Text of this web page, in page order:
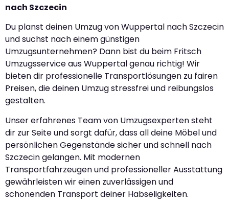
nach Szczecin
Du planst deinen Umzug von Wuppertal nach Szczecin
und suchst nach einem günstigen
Umzugsunternehmen? Dann bist du beim Fritsch
Umzugsservice aus Wuppertal genau richtig! Wir
bieten dir professionelle Transportlösungen zu fairen
Preisen, die deinen Umzug stressfrei und reibungslos
gestalten.
Unser erfahrenes Team von Umzugsexperten steht
dir zur Seite und sorgt dafür, dass all deine Möbel und
persönlichen Gegenstände sicher und schnell nach
Szczecin gelangen. Mit modernen
Transportfahrzeugen und professioneller Ausstattung
gewährleisten wir einen zuverlässigen und
schonenden Transport deiner Habseligkeiten.